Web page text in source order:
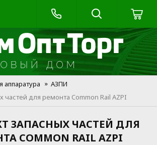
аппаратура
АЗПИ
частей для ремонта Common Rail AZPI
ЗАПАСНЫХ ЧАСТЕЙ ДЛЯ
COMMON RAIL AZPI